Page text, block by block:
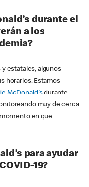
durante el
a los
estatales, algunos
horarios. Estamos
McDonald's durante
muy de cerca
en que
para ayudar
19?